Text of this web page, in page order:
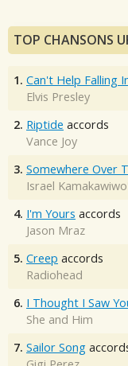
TOP CHANSONS
1. Can't Help Falling
Elvis Presley
2. Riptide accords
Vance Joy
3. Somewhere Over
Israel
4. I'm Yours accords
Jason Mraz
5. Creep accords
Radiohead
6. I Thought I Saw
She and Him
7. Sailor Song